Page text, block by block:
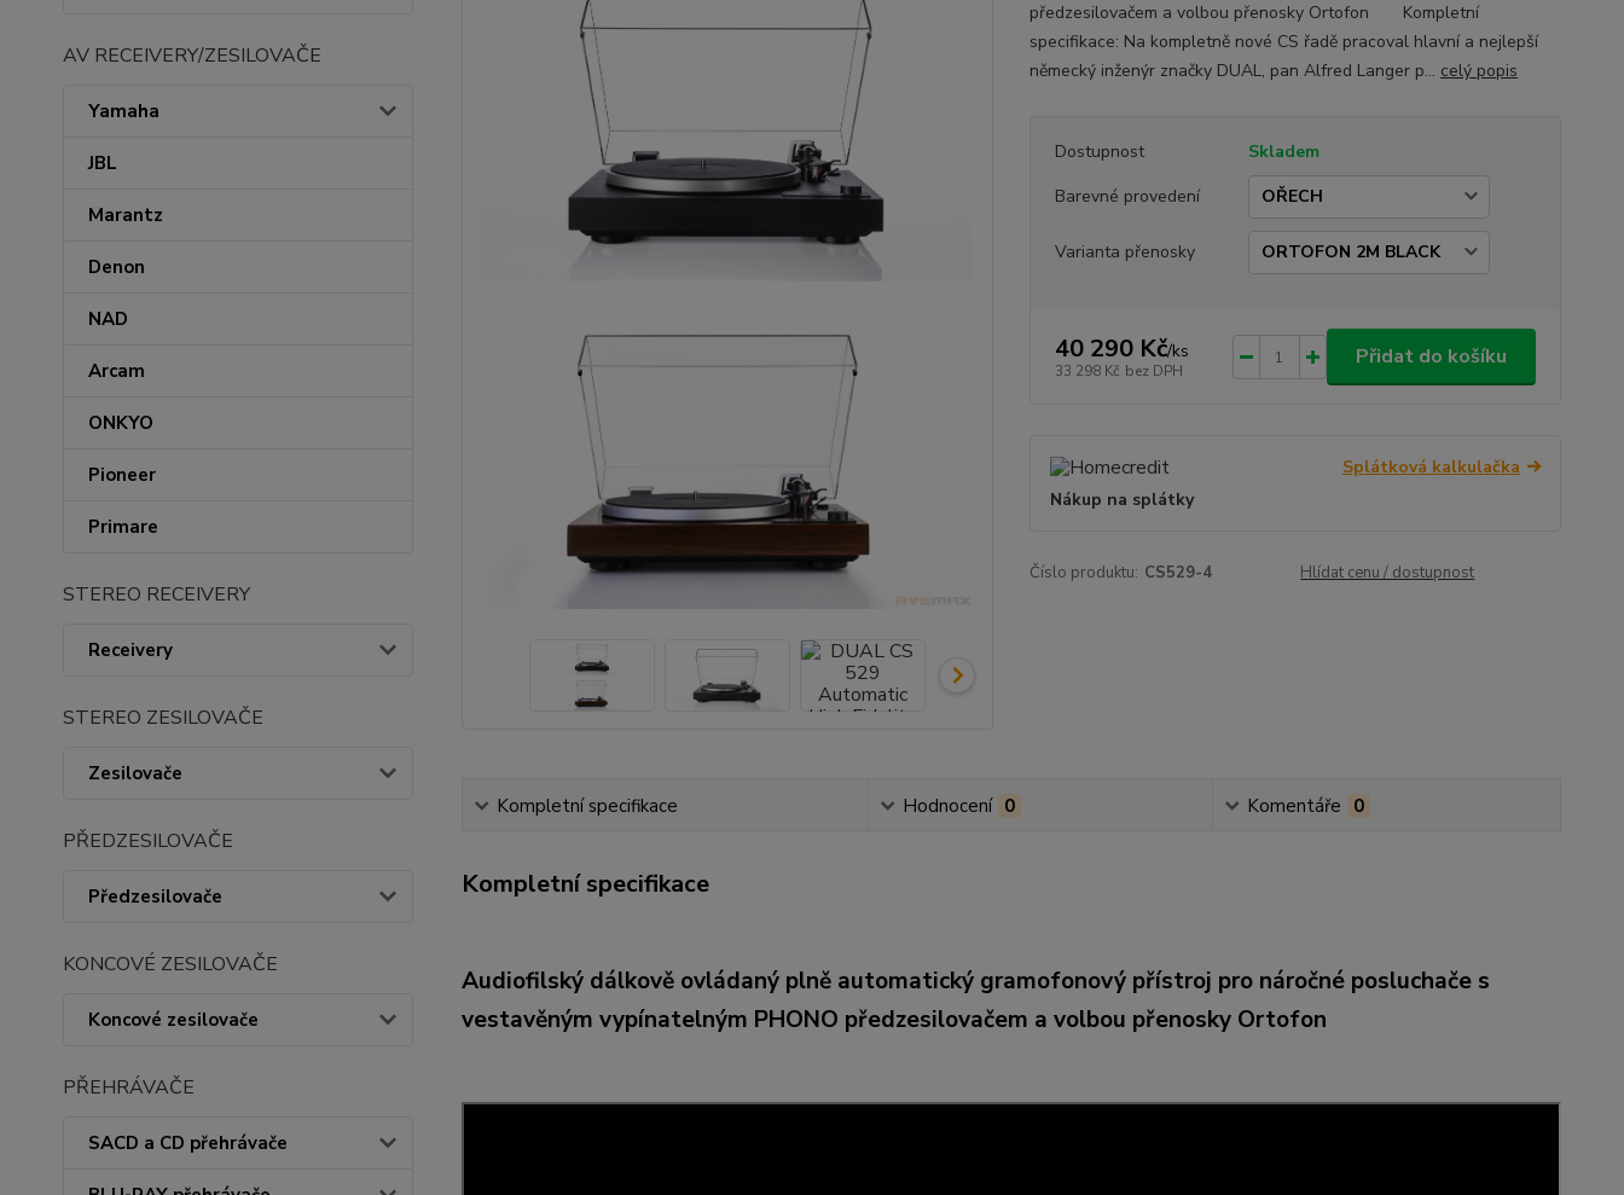
AV RECEIVERY/ZESILOVAČE
Yamaha
JBL
Marantz
Denon
NAD
Arcam
ONKYO
Pioneer
Primare
STEREO RECEIVERY
Receivery
STEREO ZESILOVAČE
Zesilovače
PŘEDZESILOVAČE
Předzesilovače
KONCOVÉ ZESILOVAČE
Koncové zesilovače
PŘEHRÁVAČE
SACD a CD přehrávače
předzesilovačem a volbou přenosky Ortofon Kompletní
specifikace: Na kompletně nové CS řadě pracoval hlavní a nejlepší
německý inženýr značky DUAL, pan Alfred Langer p... celý popis
Dostupnost
Skladem
Barevné provedení
Varianta přenosky
40 290 Kč/ks
33 298 Kč bez DPH
Přidat do košíku
Splátková kalkulačka
Nákup na splátky
Číslo produktu: CS529-4 Hlídat cenu / dostupnost
Kompletní specifikace Hodnocení 0 Komentáře 0
Kompletní specifikace
Audiofilský dálkově ovládaný plně automatický gramofonový přístroj pro náročné posluchače s
vestavěným vypínatelným PHONO předzesilovačem a volbou přenosky Ortofon